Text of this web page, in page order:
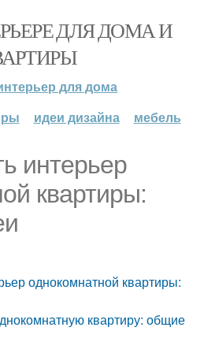
ДЛЯ ДОМА И
для дома
идеи дизайна мебель
интерьер
квартиры:
однокомнатной квартиры:
квартиру: общие